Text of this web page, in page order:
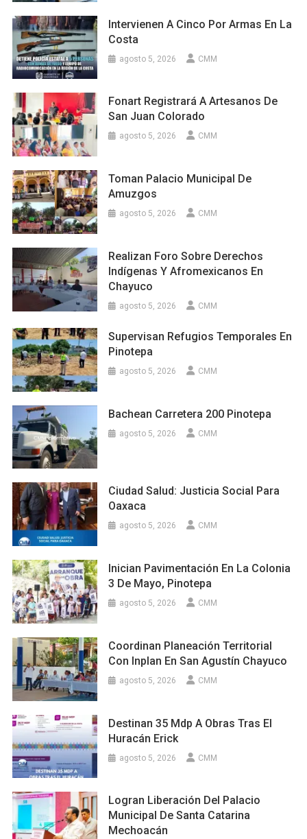
Intervienen A Cinco Por Armas En La
Costa
agosto 5, 2026 CMM
Fonart Registrará A Artesanos De
San Juan Colorado
agosto 5, 2026 CMM
Toman Palacio Municipal De
Amuzgos
agosto 5, 2026 CMM
Realizan Foro Sobre Derechos
Indígenas Y Afromexicanos En
Chayuco
agosto 5, 2026 CMM
Supervisan Refugios Temporales En
Pinotepa
agosto 5, 2026 CMM
Bachean Carretera 200 Pinotepa
agosto 5, 2026 CMM
Ciudad Salud: Justicia Social Para
Oaxaca
agosto 5, 2026 CMM
Inician Pavimentación En La Colonia
3 De Mayo, Pinotepa
agosto 5, 2026 CMM
Coordinan Planeación Territorial
Con Inplan En San Agustín Chayuco
agosto 5, 2026 CMM
Destinan 35 Mdp A Obras Tras El
Huracán Erick
agosto 5, 2026 CMM
Logran Liberación Del Palacio
Municipal De Santa Catarina
Mechoacán